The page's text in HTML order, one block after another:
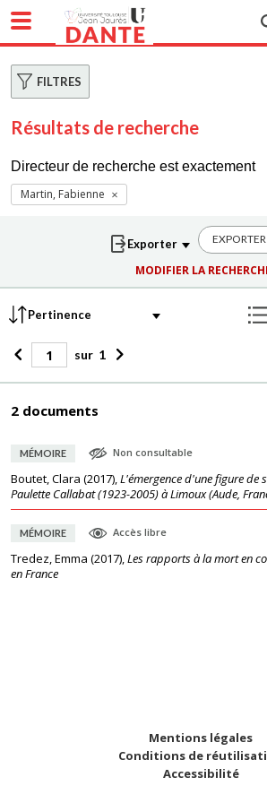
FILTRES
Résultats de recherche
Directeur de recherche est exactement
Martin, Fabienne
EXPORTER
MODIFIER LA
sur 1
2 documents
MÉMOIRE Non consultable
Boutet, Clara (2017),L'émergence d'une figure de
Paulette Callabat (1923-2005) à Limoux (Aude,
MÉMOIRE Accès libre
Tredez, Emma (2017),Les rapports à la mort en
en France
Mentions légales
Conditions de
Accessibilité